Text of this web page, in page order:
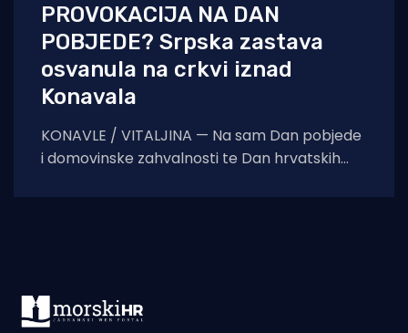
PROVOKACIJA NA DAN
POBJEDE? Srpska zastava
osvanula na crkvi iznad
Konavala
KONAVLE / VITALJINA — Na sam Dan pobjede
i domovinske zahvalnosti te Dan hrvatskih